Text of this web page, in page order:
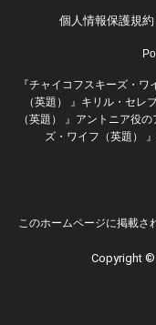
個人情報保護規約
『チャイコフスキーズ・
（英題） 』キリル・セレ
（英題） 』アントニア役
ズ・ワイフ（英題）
このホームページに掲載さ
Copyright ©